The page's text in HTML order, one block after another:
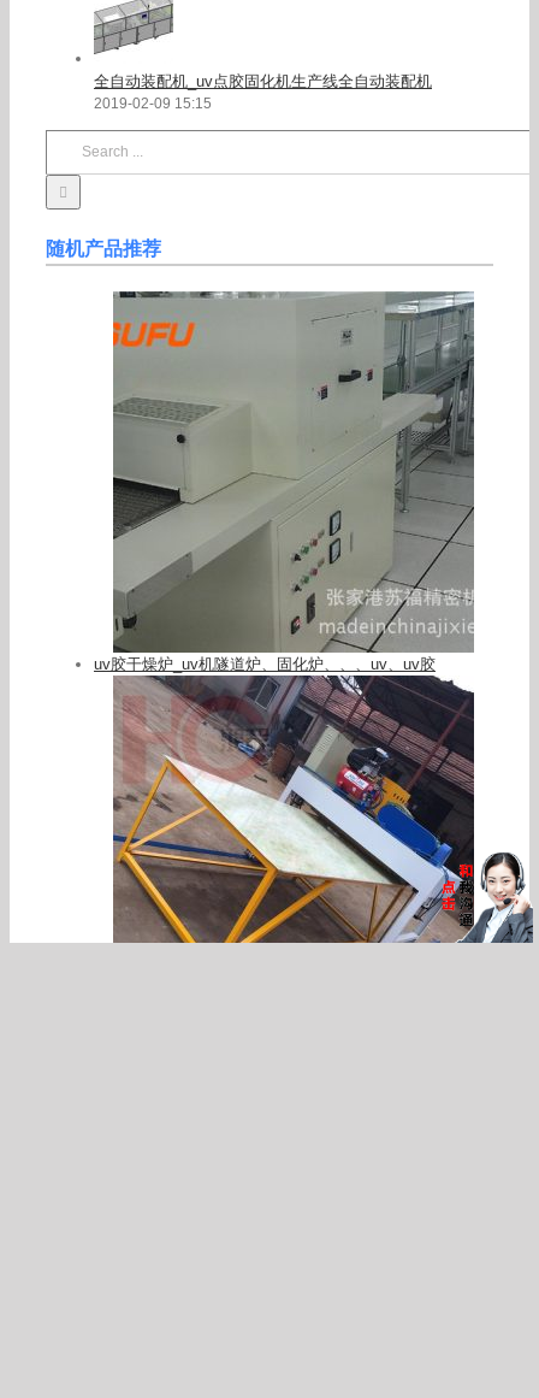
全自动装配机_uv点胶固化机生产线全自动装配机
2019-02-09 15:15
随机产品推荐
uv胶干燥炉_uv机隧道炉、固化炉、、、uv、uv胶